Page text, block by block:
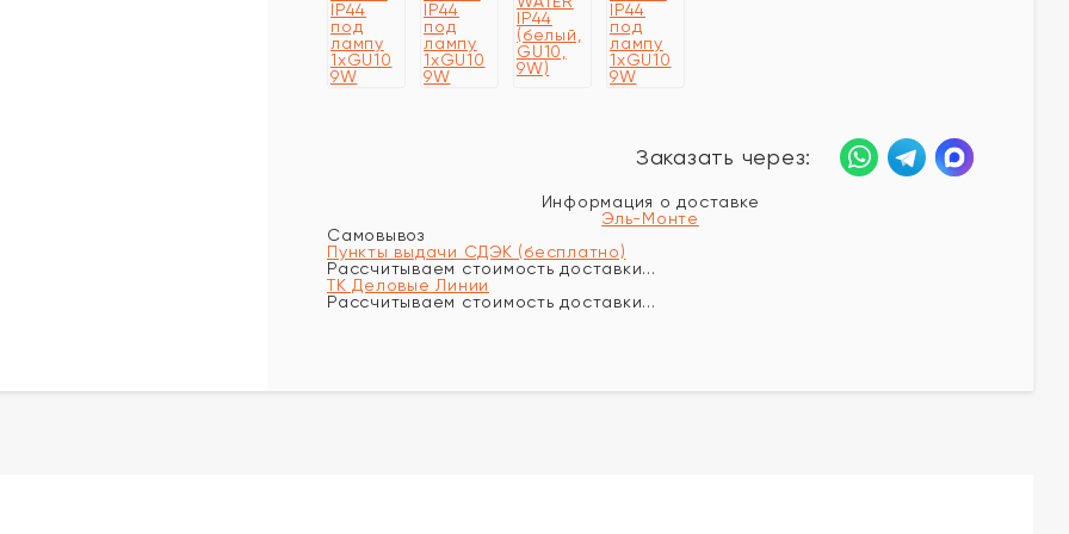
Заказать через:
Информация о доставке
Эль-Монте
Самовывоз
Пункты выдачи СДЭК (бесплатно)
Рассчитываем стоимость доставки...
ТК Деловые Линии
Рассчитываем стоимость доставки...